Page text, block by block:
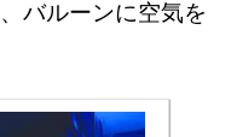
バルーンに空気を